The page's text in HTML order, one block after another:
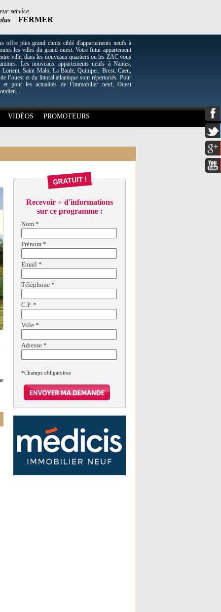
service.
FERMER
plus grand choix ciblé d'appartements neufs à
les villes du grand ouest. Votre futur appartement
ville, dans les nouveaux quartiers ou les ZAC vous
Les nouveaux appartements neufs à Nantes,
Lorient, Saint Malo, La Baule, Quimper, Brest, Caen,
l’ouest et du littoral atlantique sont répertoriés. Pour
et pour les actualités de l’immobilier neuf, Ouest
VIDÉOS PROMOTEURS
Recevoir + d'informations
sur ce programme :
Nom *
Prénom *
Email *
Téléphone *
C.P. *
Ville *
Adresse *
*Champs obligatoires